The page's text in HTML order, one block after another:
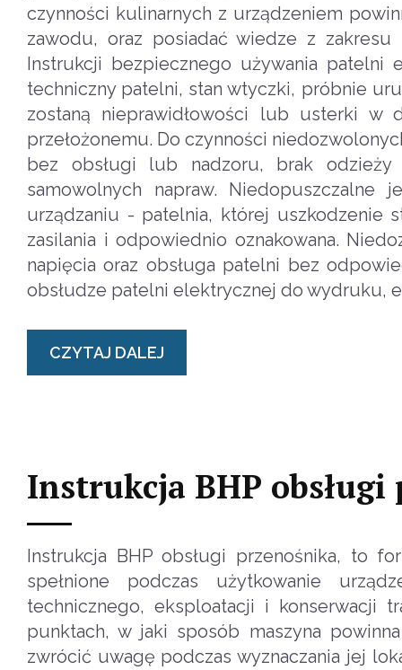
czynności kulinarnych z urządzeniem
zawodu, oraz posiadać wiedze z
Instrukcji bezpiecznego używania patelni
techniczny patelni, stan wtyczki, próbnie
zostaną nieprawidłowości lub usterki w
przełożonemu. Do czynności
bez obsługi lub nadzoru, brak odzieży
samowolnych napraw. Niedopuszczalne
urządzaniu - patelnia, której uszkodzenie
zasilania i odpowiednio oznakowana.
napięcia oraz obsługa patelni bez
obsłudze patelni elektrycznej do wydruku,
CZYTAJ DALEJ
Instrukcja BHP obsługi
Instrukcja BHP obsługi przenośnika, to
spełnione podczas użytkowanie
technicznego, eksploatacji i konserwacji
punktach, w jaki sposób maszyna
zwrócić uwagę podczas wyznaczania jej